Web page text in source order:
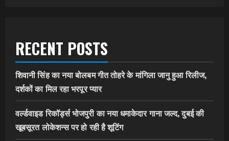
RECENT POSTS
शिवानी सिंह का नया बोलबम गीत तोहरे के मांगिला जानु हुआ रिलीज,
दर्शकों का मिल रहा भरपूर प्यार
वर्ल्डवाइड रिकॉर्ड्स भोजपुरी का नया धमाकेदार गाना जल्द, दुबई की
खूबसूरत लोकेशन्स पर हो रही है शूटिंग